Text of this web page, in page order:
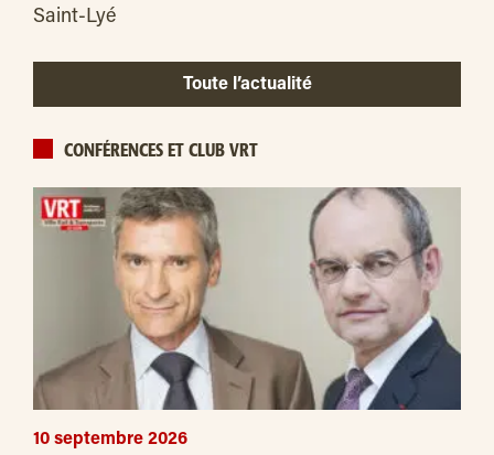
Saint-Lyé
Toute l’actualité
CONFÉRENCES ET CLUB VRT
10 septembre 2026